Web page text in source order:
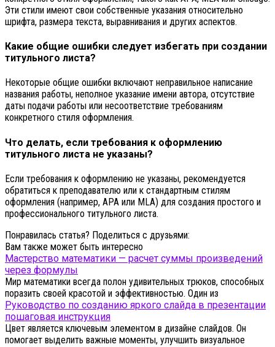
Эти стили имеют свои собственные указания относительно
шрифта, размера текста, выравнивания и других аспектов.
Какие общие ошибки следует избегать при создании
титульного листа?
Некоторые общие ошибки включают неправильное написание
названия работы, неполное указание имени автора, отсутствие
даты подачи работы или несоответствие требованиям
конкретного стиля оформления.
Что делать, если требования к оформлению
титульного листа не указаны?
Если требования к оформлению не указаны, рекомендуется
обратиться к преподавателю или к стандартным стилям
оформления (например, APA или MLA) для создания простого и
профессионального титульного листа.
Понравилась статья? Поделиться с друзьями:
Вам также может быть интересно
Мастерство математики — расчет суммы произведений
через формулы
Мир математики всегда полон удивительных трюков, способных
поразить своей красотой и эффективностью. Один из
Руководство по созданию яркого слайда в презентации
пошаговая инструкция
Цвет является ключевым элементом в дизайне слайдов. Он
помогает выделить важные моменты, улучшить визуальное